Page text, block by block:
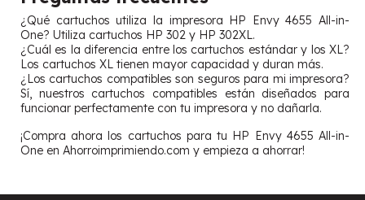
¿Qué cartuchos utiliza la impresora HP Envy 4655 All-in-
One? Utiliza cartuchos HP 302 y HP 302XL.
¿Cuál es la diferencia entre los cartuchos estándar y los XL?
Los cartuchos XL tienen mayor capacidad y duran más.
¿Los cartuchos compatibles son seguros para mi impresora?
Sí, nuestros cartuchos compatibles están diseñados para
funcionar perfectamente con tu impresora y no dañarla.
¡Compra ahora los cartuchos para tu HP Envy 4655 All-in-
One en Ahorroimprimiendo.com y empieza a ahorrar!